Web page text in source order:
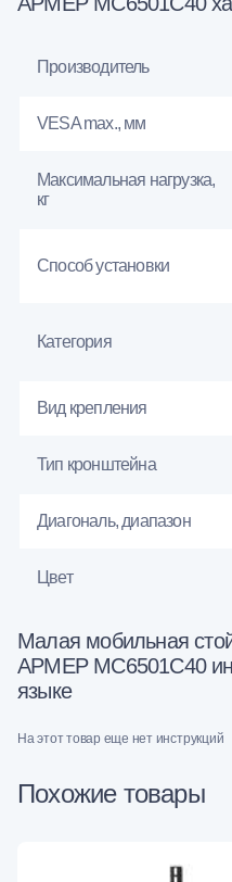
Производитель
VESA max., мм
Максимальная нагрузка,
кг
Способ установки
Категория
Вид крепления
Тип кронштейна
Диагональ, диапазон
Цвет
Малая мобильная
АРМЕР МС6501С40
языке
На этот товар еще нет инструкций
Похожие товары